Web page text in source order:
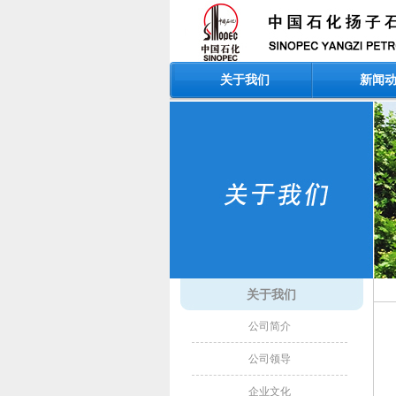
关于我们 新闻
关于我们
公司简介
公司领导
企业文化